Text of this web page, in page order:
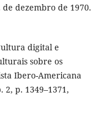
dezembro de 1970.
digital e
sobre os
Ibero-Americana
2, p. 1349–1371,